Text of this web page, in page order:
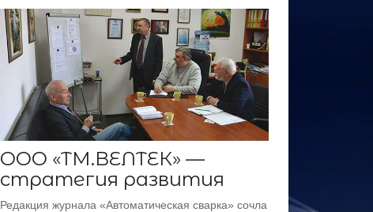
ООО «ТМ.ВЕЛТЕК» —
стратегия развития
Редакция журнала «Автоматическая сварка» сочла